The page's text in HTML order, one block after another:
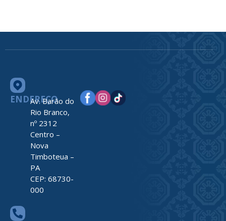
ENDEREÇO
Av. Barão do
Rio Branco,
nº 2312
Centro –
Nova
Timboteua –
PA
CEP: 68730-
000